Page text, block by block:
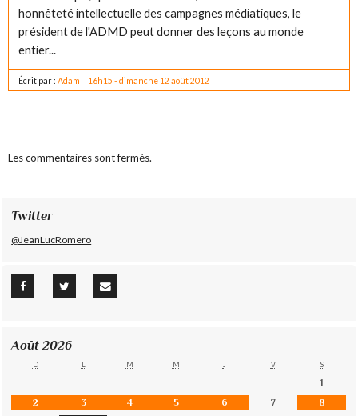
honnêteté intellectuelle des campagnes médiatiques, le
président de l'ADMD peut donner des leçons au monde
entier...
Écrit par :Adam 16h15 -dimanche 12 août 2012
Les commentaires sont fermés.
Twitter
@JeanLucRomero
Août 2026
D L M M J V S
1
2
3 4 5 6 7
8